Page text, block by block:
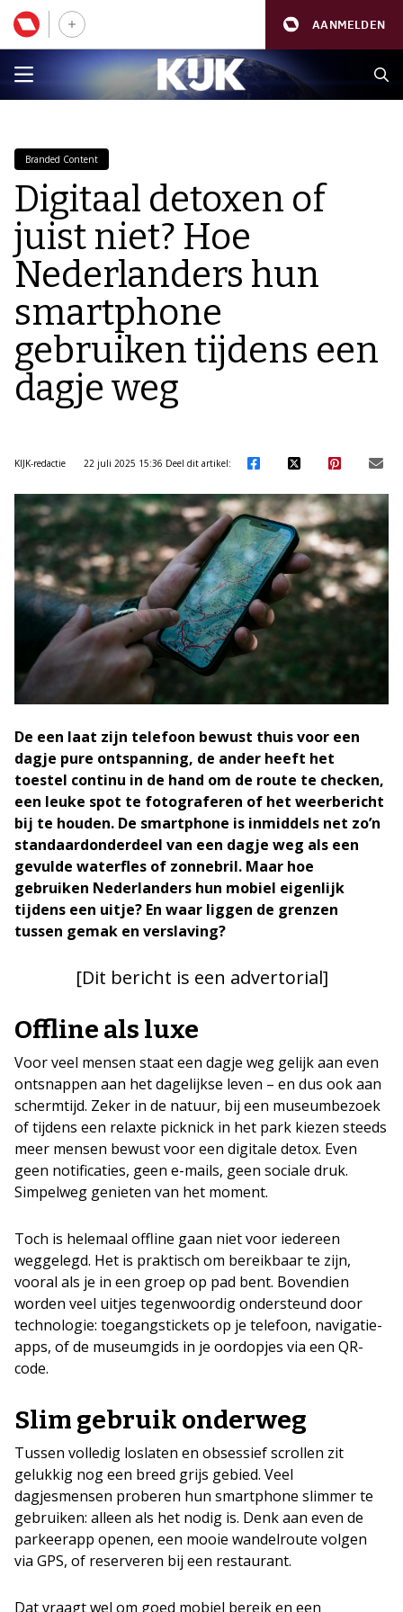
AANMELDEN
Branded Content
Digitaal detoxen of
juist niet? Hoe
Nederlanders hun
smartphone
gebruiken tijdens een
dagje weg
KIJK-redactie 22 juli 2025 15:36 Deel dit artikel:
De een laat zijn telefoon bewust thuis voor een
dagje pure ontspanning, de ander heeft het
toestel continu in de hand om de route te checken,
een leuke spot te fotograferen of het weerbericht
bij te houden. De smartphone is inmiddels net zo’n
standaardonderdeel van een dagje weg als een
gevulde waterfles of zonnebril. Maar hoe
gebruiken Nederlanders hun mobiel eigenlijk
tijdens een uitje? En waar liggen de grenzen
tussen gemak en verslaving?
[Dit bericht is een advertorial]
Offline als luxe
Voor veel mensen staat een dagje weg gelijk aan even
ontsnappen aan het dagelijkse leven – en dus ook aan
schermtijd. Zeker in de natuur, bij een museumbezoek
of tijdens een relaxte picknick in het park kiezen steeds
meer mensen bewust voor een digitale detox. Even
geen notificaties, geen e-mails, geen sociale druk.
Simpelweg genieten van het moment.
Toch is helemaal offline gaan niet voor iedereen
weggelegd. Het is praktisch om bereikbaar te zijn,
vooral als je in een groep op pad bent. Bovendien
worden veel uitjes tegenwoordig ondersteund door
technologie: toegangstickets op je telefoon, navigatie-
apps, of de museumgids in je oordopjes via een QR-
code.
Slim gebruik onderweg
Tussen volledig loslaten en obsessief scrollen zit
gelukkig nog een breed grijs gebied. Veel
dagjesmensen proberen hun smartphone slimmer te
gebruiken: alleen als het nodig is. Denk aan even de
parkeerapp openen, een mooie wandelroute volgen
via GPS, of reserveren bij een restaurant.
Dat vraagt wel om goed mobiel bereik en een